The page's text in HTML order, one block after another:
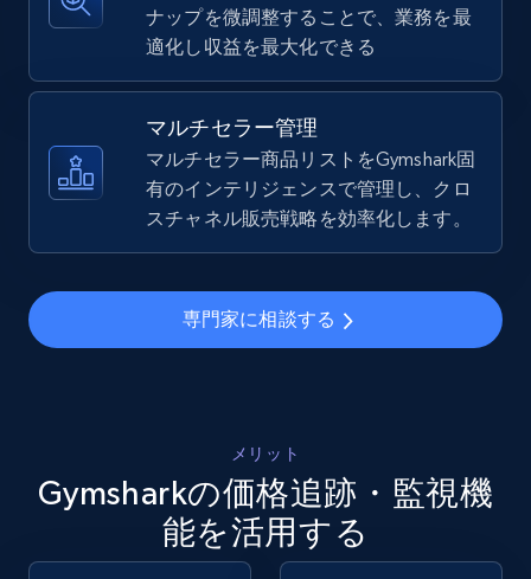
TikTok Shop - Collect TikTok shop products
by keywords search
URL, Title, Available, Description, Currency, Initial
price, Final price, Discount percent, and more.
5.4K+ 668+ 今すぐ始める
Amazon sellers info
ナップを微調整することで、業務を最
適化し収益を最大化できる
マルチセラー管理
マルチセラー商品リストをGymshark固
有のインテリジェンスで管理し、クロ
スチャネル販売戦略を効率化します。
専門家に相談する
メリット
Gymsharkの価格追跡・監視機
能を活用する